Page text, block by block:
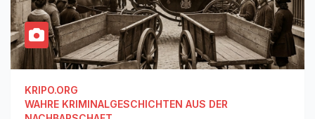
KRIPO.ORG
WAHRE KRIMINALGESCHICHTEN AUS DER